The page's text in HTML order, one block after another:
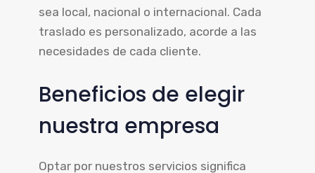
sea local, nacional o internacional. Cada
traslado es personalizado, acorde a las
necesidades de cada cliente.
Beneficios de elegir
nuestra empresa
Optar por nuestros servicios significa